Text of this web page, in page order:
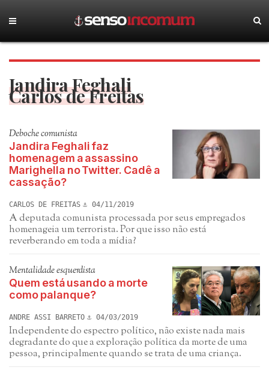
Jandira Feghali
Carlos de Freitas
Deboche comunista
Jandira Feghali faz
homenagem a assassino
Marighella no Twitter. Cadê a
cassação?
CARLOS DE FREITAS 04/11/2019
A deputada comunista processada por seus empregados
homenageia um terrorista. Por que isso não está
reverberando em toda a mídia?
Mentalidade esquerdista
Quem está usando a morte
como palanque?
ANDRE ASSI BARRETO 04/03/2019
Independente do espectro político, não existe nada mais
degradante do que a exploração política da morte de uma
pessoa, principalmente quando se trata de uma criança.